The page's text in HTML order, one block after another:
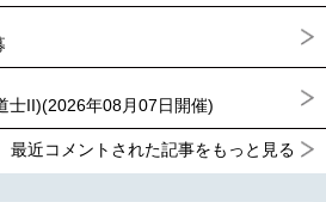
士II)(2026年08月07日開催)
最近コメントされた記事をもっと見る